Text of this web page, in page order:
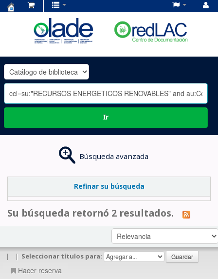
OLADE
-
Ir
Búsqueda avanzada
Refinar su búsqueda
Su búsqueda retornó 2 resultados.
| | Seleccionar títulos para:
Hacer reserva